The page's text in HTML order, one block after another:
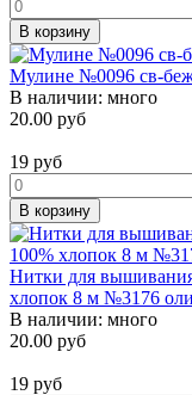
В корзину
Мулине №0096 св-
В наличии: много
20.00 руб
19 руб
В корзину
Нитки для
хлопок 8 м №3176
В наличии: много
20.00 руб
19 руб